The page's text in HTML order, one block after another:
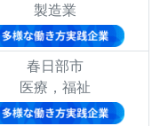
製造業
春日部市
医療，福祉